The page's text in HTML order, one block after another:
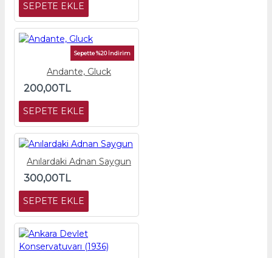
SEPETE EKLE
Sepette %20 İndirim
Andante, Gluck
200,00TL
SEPETE EKLE
Anılardaki Adnan Saygun
300,00TL
SEPETE EKLE